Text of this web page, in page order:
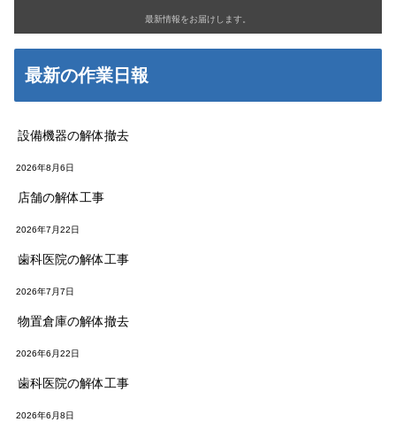
最新情報をお届けします。
最新の作業日報
設備機器の解体撤去
2026年8月6日
店舗の解体工事
2026年7月22日
歯科医院の解体工事
2026年7月7日
物置倉庫の解体撤去
2026年6月22日
歯科医院の解体工事
2026年6月8日